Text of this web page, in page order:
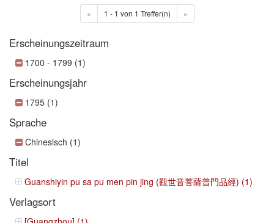
« 1 - 1 von 1 Treffer(n) »
Erscheinungszeitraum
1700 - 1799 (1)
Erscheinungsjahr
1795 (1)
Sprache
Chinesisch (1)
Titel
Guanshiyin pu sa pu men pin jing (觀世音菩薩普門品經) (1)
Verlagsort